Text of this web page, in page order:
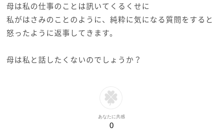
母は私の仕事のことは訊いてくるくせに
私がはさみのことのように、純粋に気になる質問をすると
怒ったように返事してきます。
母は私と話したくないのでしょうか？
あなたに共感
0